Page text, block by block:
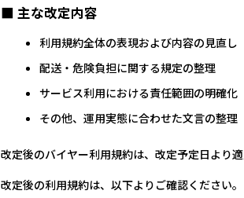
125円
■ 主な改定内容
利用規約全体の表現および内容の見直し
配送・危険負担に関する規定の整理
サービス利用における責任範囲の明確化
その他、運用実態に合わせた文言の整理
改定後のバイヤー利用規約は、改定予定日より適
改定後の利用規約は、以下よりご確認ください。